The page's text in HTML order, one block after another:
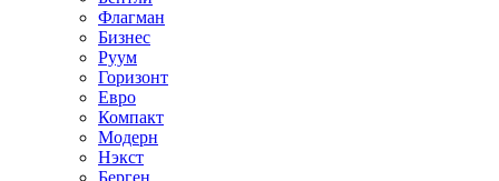
Флагман
Бизнес
Руум
Горизонт
Евро
Компакт
Модерн
Нэкст
Берген